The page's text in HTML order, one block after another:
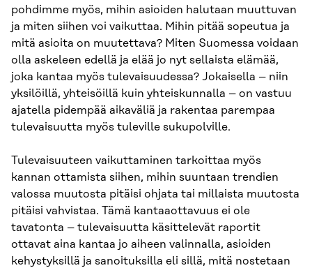
pohdimme myös, mihin asioiden halutaan muuttuvan
ja miten siihen voi vaikuttaa. Mihin pitää sopeutua ja
mitä asioita on muutettava? Miten Suomessa voidaan
olla askeleen edellä ja elää jo nyt sellaista elämää,
joka kantaa myös tulevaisuudessa? Jokaisella – niin
yksilöillä, yhteisöillä kuin yhteiskunnalla – on vastuu
ajatella pidempää aikaväliä ja rakentaa parempaa
tulevaisuutta myös tuleville sukupolville.
Tulevaisuuteen vaikuttaminen tarkoittaa myös
kannan ottamista siihen, mihin suuntaan trendien
valossa muutosta pitäisi ohjata tai millaista muutosta
pitäisi vahvistaa. Tämä kantaaottavuus ei ole
tavatonta – tulevaisuutta käsittelevät raportit
ottavat aina kantaa jo aiheen valinnalla, asioiden
kehystyksillä ja sanoituksilla eli sillä, mitä nostetaan